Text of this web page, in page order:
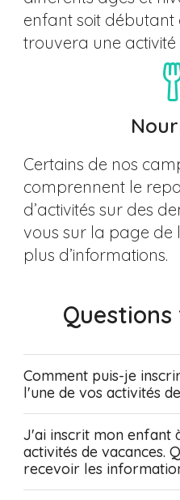
enfant soit débutant
trouvera une
Certains de nos
comprennent le
d’activités sur des
vous sur la page de
plus d’informations.
Comment puis-je
l'une de vos activités
J'ai inscrit mon enfant
activités de vacances.
recevoir les